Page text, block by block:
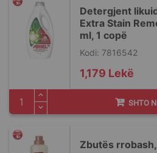
Detergjent
Extra Stain
ml, 1 copë
Kodi: 7816542
1,179 Lekë
SHTO
Zbutës